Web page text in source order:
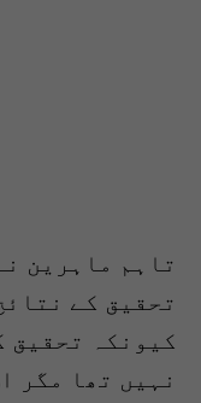
تاہم ماہرین
تحقیق کے
کیونکہ تحقیق
نہیں تھا مگر